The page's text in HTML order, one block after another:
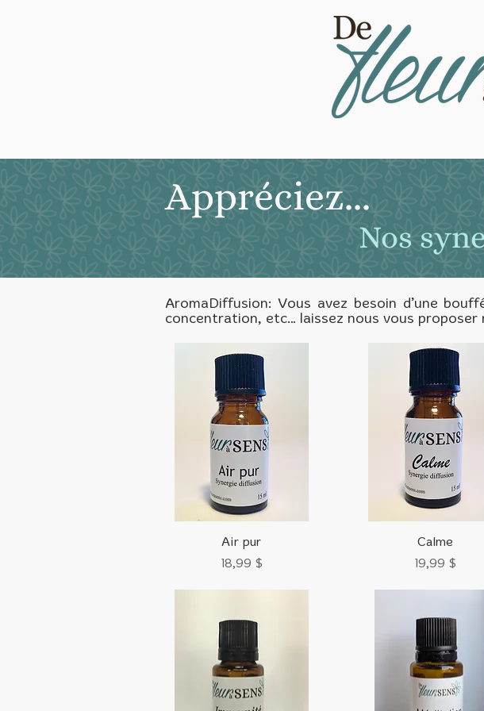
Appréciez...
Nos
AromaDiffusion: Vous avez besoin d’une
concentration, etc… laissez nous vous
Aperçu rapide
Air pur
Prix
18,99 $
Aperçu rapide
Calme
Prix
19,99 $